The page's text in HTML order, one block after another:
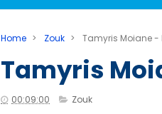
Home > Zouk > Tamyris Moiane -
Tamyris
00:09:00 Zouk